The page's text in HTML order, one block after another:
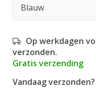
Blauw
Op werkdagen
verzonden.
Gratis verzending
Vandaag verzonden?